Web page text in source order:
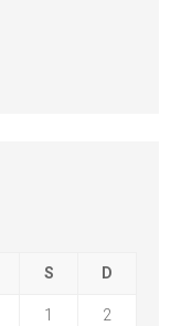
S D
1 2